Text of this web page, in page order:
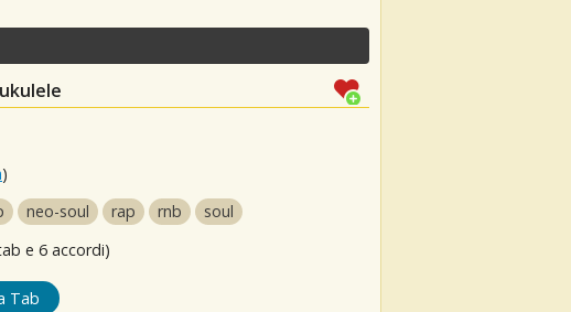
)
neo-soul rap rnb
soul
e 6 accordi)
Tab